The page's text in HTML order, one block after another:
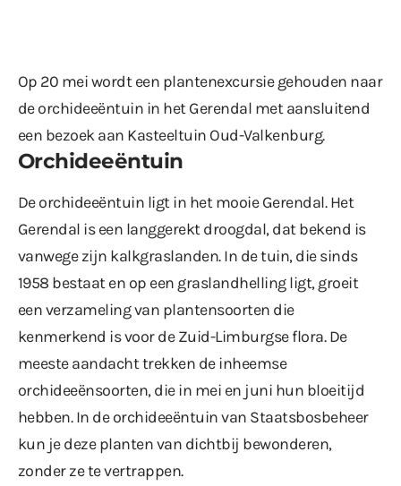
Op 20 mei wordt een plantenexcursie gehouden naar
de orchideeëntuin in het Gerendal met aansluitend
een bezoek aan Kasteeltuin Oud-Valkenburg.
Orchideeëntuin
De orchideeëntuin ligt in het mooie Gerendal. Het
Gerendal is een langgerekt droogdal, dat bekend is
vanwege zijn kalkgraslanden. In de tuin, die sinds
1958 bestaat en op een graslandhelling ligt, groeit
een verzameling van plantensoorten die
kenmerkend is voor de Zuid-Limburgse flora. De
meeste aandacht trekken de inheemse
orchideeënsoorten, die in mei en juni hun bloeitijd
hebben. In de orchideeëntuin van Staatsbosbeheer
kun je deze planten van dichtbij bewonderen,
zonder ze te vertrappen.